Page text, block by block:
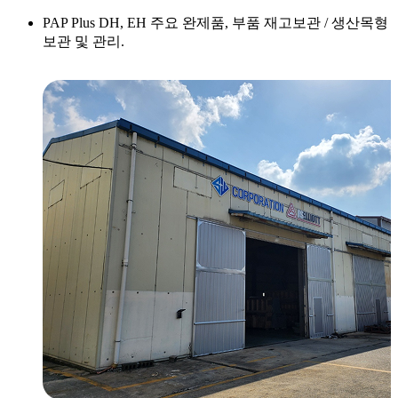
PAP Plus DH, EH 주요 완제품, 부품 재고보관 / 생산목형
보관 및 관리.